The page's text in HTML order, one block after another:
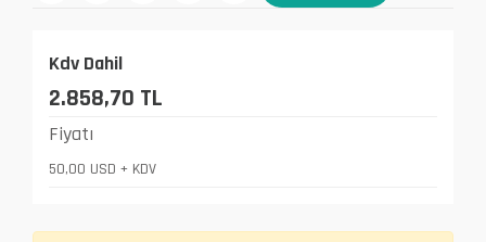
Kdv Dahil
2.858,70 TL
Fiyatı
50,00 USD + KDV